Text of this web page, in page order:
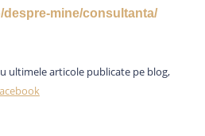
despre-mine/consultanta/
ultimele articole publicate pe blog,